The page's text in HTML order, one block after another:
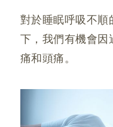
對於睡眠呼吸不順
下，我們有機會因
痛和頭痛。